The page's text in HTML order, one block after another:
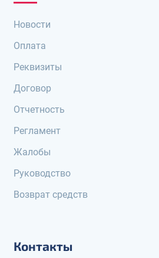
Новости
Оплата
Реквизиты
Договор
Отчетность
Регламент
Жалобы
Руководство
Возврат средств
Контакты